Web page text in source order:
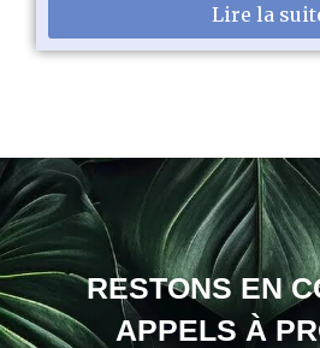
Lire la
RESTONS EN
APPELS À